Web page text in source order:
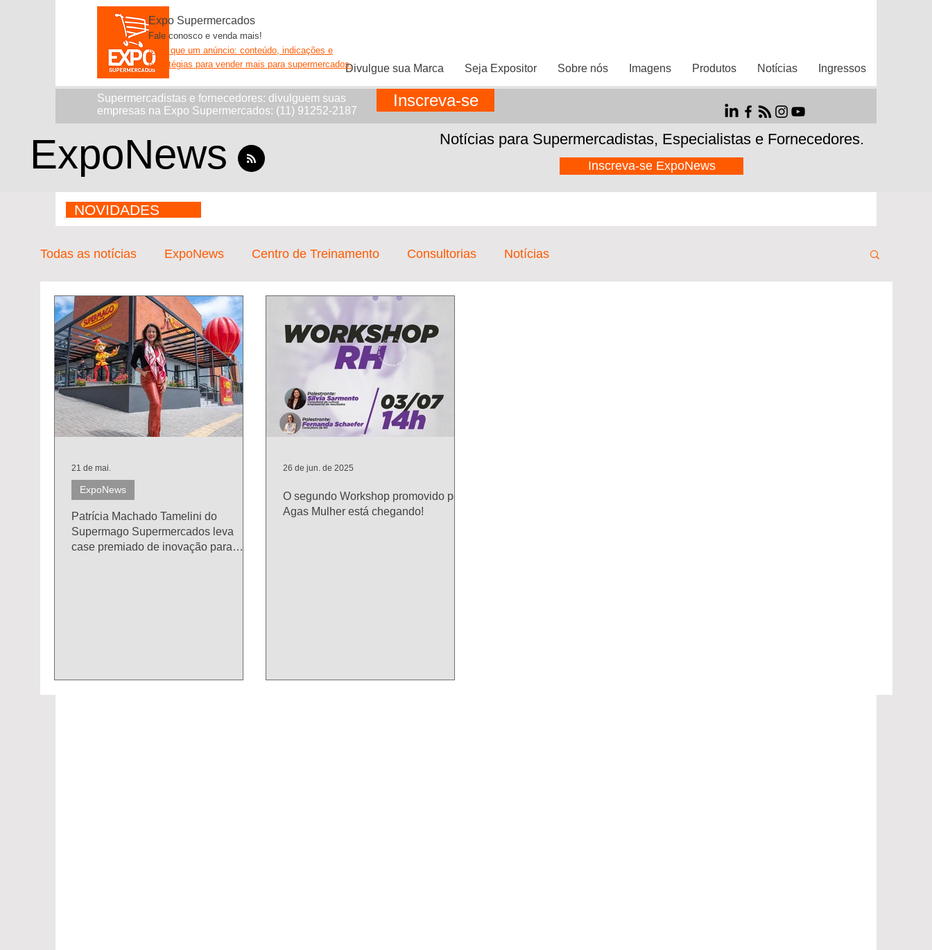
Divulgue sua Marca Seja Expositor Sobre nós Imagens Produtos Notícias Ingressos
Expo Supermercados
Fale conosco e venda mais!
Mais que um anúncio: conteúdo, indicações e
estratégias para vender mais para supermercados.
Supermercadistas e fornecedores: divulguem suas
empresas na Expo Supermercados: (11) 91252-2187
Inscreva-se
ExpoNews Notícias para Supermercadistas, Especialistas e Fornecedores.
Inscreva-se ExpoNews
NOVIDADES
Todas as notícias ExpoNews Centro de Treinamento Consultorias Notícias
Patrícia Machado Tamelini do
Supermago Supermercados leva
case premiado de inovação para
ExpoNews
21 de mai.
O segundo Workshop promovido pelo
Agas Mulher está chegando!
26 de jun. de 2025